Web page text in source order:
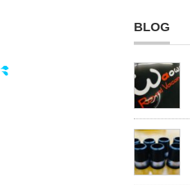
BLOG